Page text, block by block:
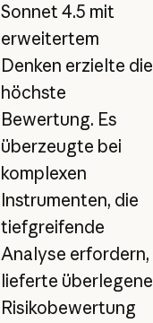
Sonnet 4.5 mit
erweitertem
Denken erzielte die
höchste
Bewertung. Es
überzeugte bei
komplexen
Instrumenten, die
tiefgreifende
Analyse erfordern,
lieferte überlegene
Risikobewertung